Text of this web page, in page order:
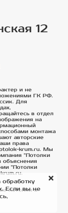
12
и не
ГК РФ.
Для
в отдел
на
монтажа
авторские
права
krum.ru. Мы
"Потолки
объяснения
"Потолки
потолки в
обработку
Если вы не